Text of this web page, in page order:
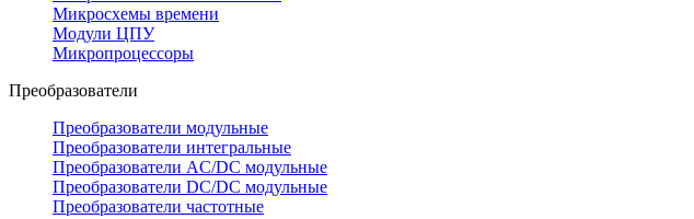
Микросхемы времени
Модули ЦПУ
Микропроцессоры
Преобразователи
Преобразователи модульные
Преобразователи интегральные
Преобразователи AC/DC модульные
Преобразователи DC/DC модульные
Преобразователи частотные